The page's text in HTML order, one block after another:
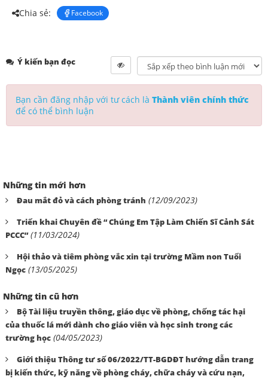
Chia sẻ: Facebook
Ý kiến bạn đọc
Bạn cần đăng nhập với tư cách là Thành viên chính thức
để có thể bình luận
Những tin mới hơn
Đau mắt đỏ và cách phòng tránh (12/09/2023)
Triển khai Chuyên đề “ Chúng Em Tập Làm Chiến Sĩ Cảnh Sát
PCCC” (11/03/2024)
Hội thảo và tiêm phòng vắc xin tại trường Mầm non Tuổi
Ngọc (13/05/2025)
Những tin cũ hơn
Bộ Tài liệu truyền thông, giáo dục về phòng, chống tác hại
của thuốc lá mới dành cho giáo viên và học sinh trong các
trường học (04/05/2023)
Giới thiệu Thông tư số 06/2022/TT-BGDĐT hướng dẫn trang
bị kiến thức, kỹ năng về phòng cháy, chữa cháy và cứu nạn,